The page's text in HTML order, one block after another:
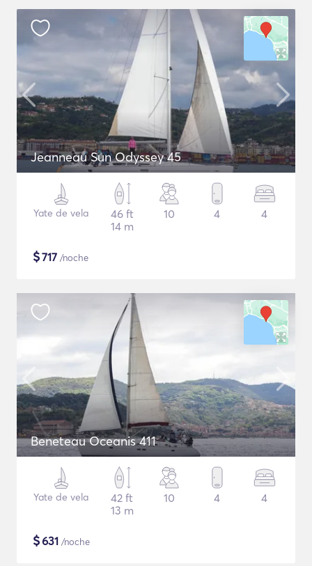
Jeanneau Sun Odyssey 45
Yate de vela
46 ft
14 m
10 4 4
$717 /noche
Beneteau Oceanis 411
Yate de vela
42 ft
13 m
10 4 4
$631 /noche